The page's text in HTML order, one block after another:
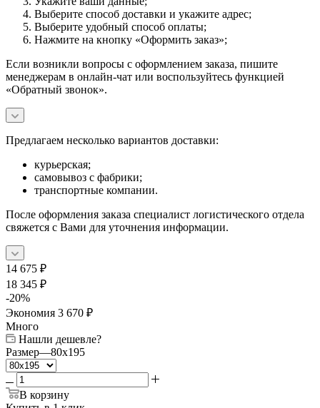
Выберите способ доставки и укажите адрес;
Выберите удобный способ оплаты;
Нажмите на кнопку «Оформить заказ»;
Если возникли вопросы с оформлением заказа, пишите
менеджерам в онлайн-чат или воспользуйтесь функцией
«Обратный звонок».
Предлагаем несколько вариантов доставки:
курьерская;
самовывоз с фабрики;
транспортные компании.
После оформления заказа специалист логистического отдела
свяжется с Вами для уточнения информации.
14 675 ₽
18 345 ₽
-20%
Экономия 3 670 ₽
Много
Нашли дешевле?
Размер—80x195
В корзину